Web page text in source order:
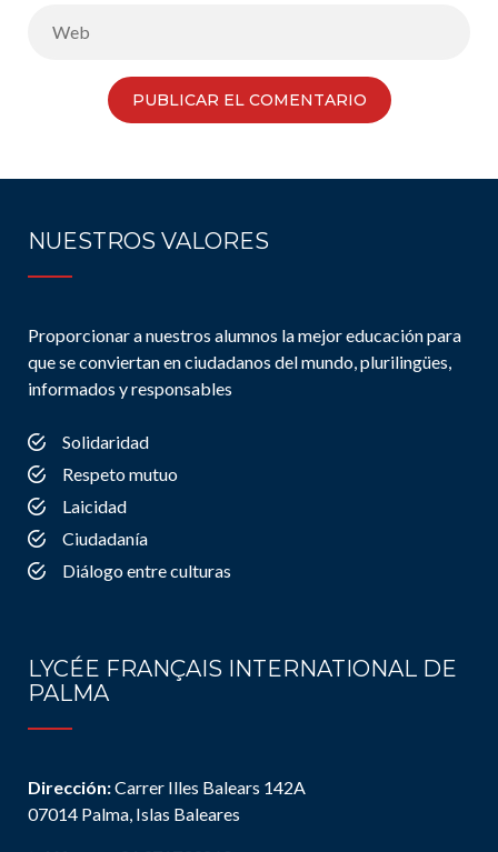
NUESTROS VALORES
Proporcionar a nuestros alumnos la mejor educación para
que se conviertan en ciudadanos del mundo, plurilingües,
informados y responsables
Solidaridad
Respeto mutuo
Laicidad
Ciudadanía
Diálogo entre culturas
LYCÉE FRANÇAIS INTERNATIONAL DE
PALMA
Dirección:Carrer Illes Balears 142A
07014 Palma, Islas Baleares